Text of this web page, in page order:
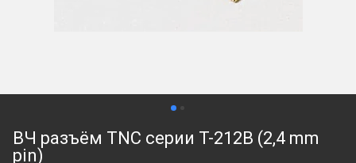
ВЧ разъём TNC серии T-212B (2,4 mm
pin)